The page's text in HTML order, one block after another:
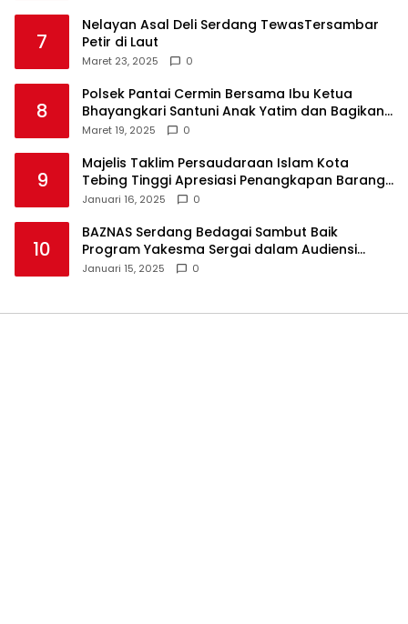
7
Nelayan Asal Deli Serdang TewasTersambar
Petir di Laut
Maret 23, 2025 0
8
Polsek Pantai Cermin Bersama Ibu Ketua
Bhayangkari Santuni Anak Yatim dan Bagikan
Takjil
Maret 19, 2025 0
9
Majelis Taklim Persaudaraan Islam Kota
Tebing Tinggi Apresiasi Penangkapan Barang
Haram
Januari 16, 2025 0
10
BAZNAS Serdang Bedagai Sambut Baik
Program Yakesma Sergai dalam Audiensi
Perkenalan Pengurus Baru
Januari 15, 2025 0